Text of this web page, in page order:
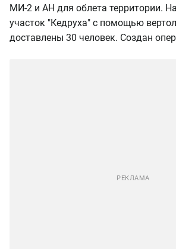
МИ-2 и АН для облета территории.
участок "Кедруха" с помощью
доставлены 30 человек. Создан